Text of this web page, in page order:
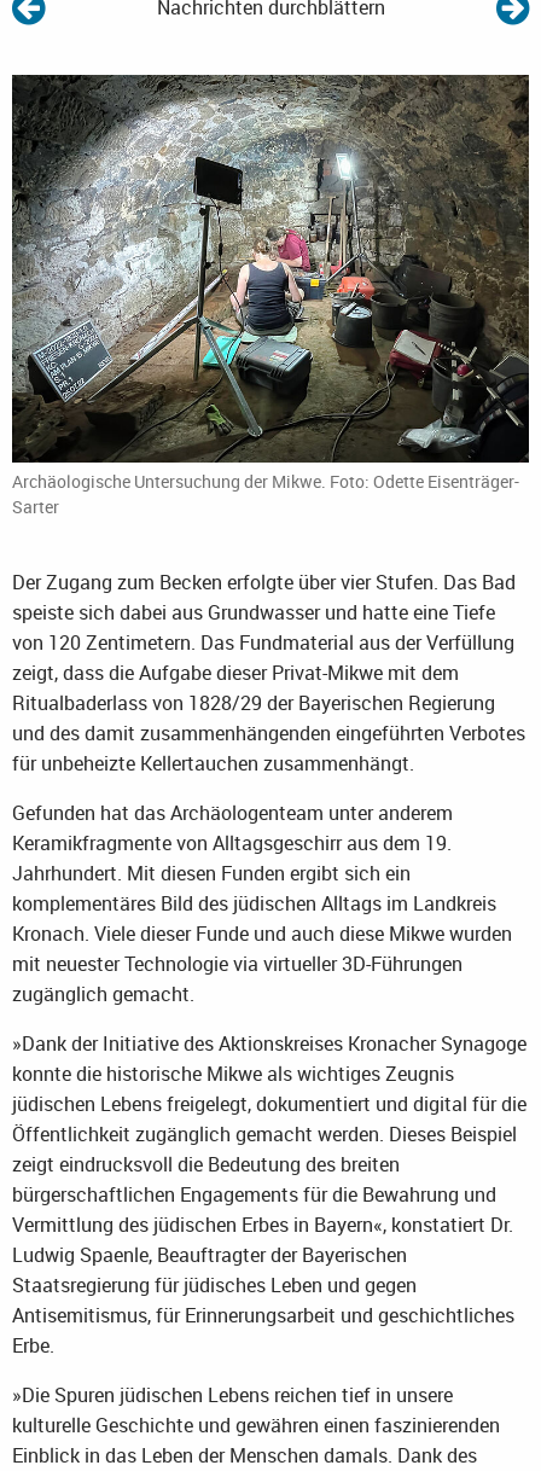
Nachrichten durchblättern
Archäologische Untersuchung der Mikwe. Foto: Odette Eisenträger-
Sarter
Der Zugang zum Becken erfolgte über vier Stufen. Das Bad
speiste sich dabei aus Grundwasser und hatte eine Tiefe
von 120 Zentimetern. Das Fundmaterial aus der Verfüllung
zeigt, dass die Aufgabe dieser Privat-Mikwe mit dem
Ritualbaderlass von 1828/29 der Bayerischen Regierung
und des damit zusammenhängenden eingeführten Verbotes
für unbeheizte Kellertauchen zusammenhängt.
Gefunden hat das Archäologenteam unter anderem
Keramikfragmente von Alltagsgeschirr aus dem 19.
Jahrhundert. Mit diesen Funden ergibt sich ein
komplementäres Bild des jüdischen Alltags im Landkreis
Kronach. Viele dieser Funde und auch diese Mikwe wurden
mit neuester Technologie via virtueller 3D-Führungen
zugänglich gemacht.
»Dank der Initiative des Aktionskreises Kronacher Synagoge
konnte die historische Mikwe als wichtiges Zeugnis
jüdischen Lebens freigelegt, dokumentiert und digital für die
Öffentlichkeit zugänglich gemacht werden. Dieses Beispiel
zeigt eindrucksvoll die Bedeutung des breiten
bürgerschaftlichen Engagements für die Bewahrung und
Vermittlung des jüdischen Erbes in Bayern«, konstatiert Dr.
Ludwig Spaenle, Beauftragter der Bayerischen
Staatsregierung für jüdisches Leben und gegen
Antisemitismus, für Erinnerungsarbeit und geschichtliches
Erbe.
»Die Spuren jüdischen Lebens reichen tief in unsere
kulturelle Geschichte und gewähren einen faszinierenden
Einblick in das Leben der Menschen damals. Dank des